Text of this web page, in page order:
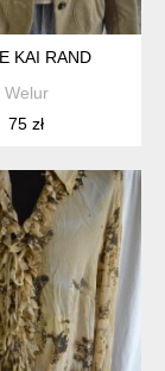
KAI RAND
Welur
75 zł